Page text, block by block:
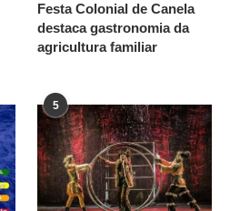
Festa Colonial de Canela
destaca gastronomia da
agricultura familiar
5